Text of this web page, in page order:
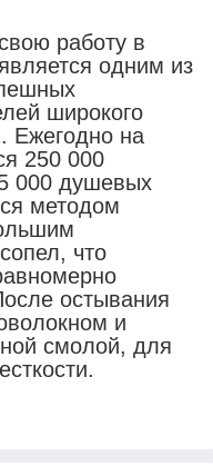
работу в
одним из
широкого
Ежегодно на
250 000
000 душевых
методом
что
остывания
и
смолой, для